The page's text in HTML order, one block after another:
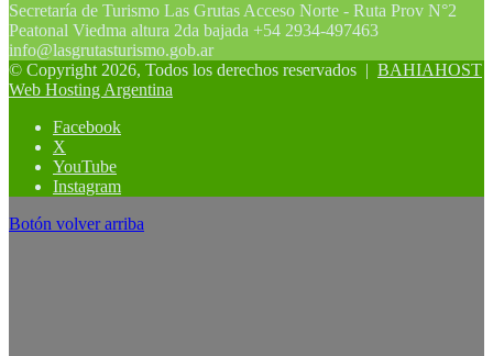
Secretaría de Turismo Las Grutas Acceso Norte - Ruta Prov N°2
Peatonal Viedma altura 2da bajada +54 2934-497463
info@lasgrutasturismo.gob.ar
© Copyright 2026, Todos los derechos reservados | BAHIAHOST
Web Hosting Argentina
Facebook
X
YouTube
Instagram
Botón volver arriba